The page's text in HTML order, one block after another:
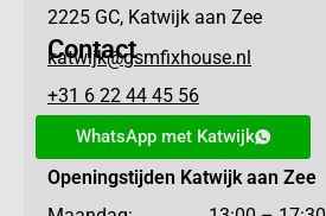
2225 GC, Katwijk aan Zee
Contact
katwijk@gsmfixhouse.nl
+31 6 22 44 45 56
WhatsApp met Katwijk
Openingstijden Katwijk aan Zee